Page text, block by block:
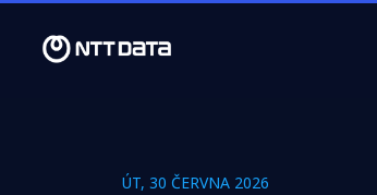
ÚT, 30 ČERVNA 2026